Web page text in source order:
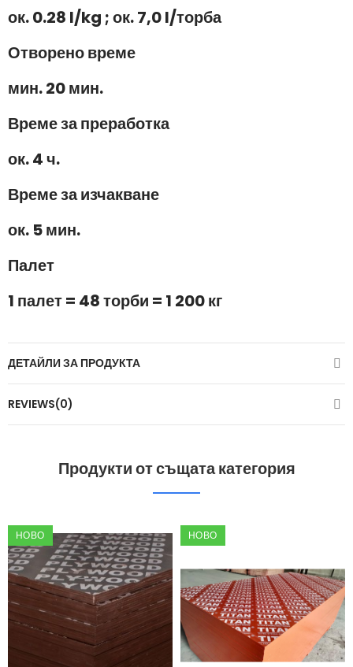
ок. 0.28 l/kg ; ок. 7,0 l/торба
Отворено време
мин. 20 мин.
Време за преработка
ок. 4 ч.
Време за изчакване
ок. 5 мин.
Палет
1 палет = 48 торби = 1 200 кг
ДЕТАЙЛИ ЗА ПРОДУКТА
REVIEWS(0)
Продукти от същата категория
НОВО НОВО